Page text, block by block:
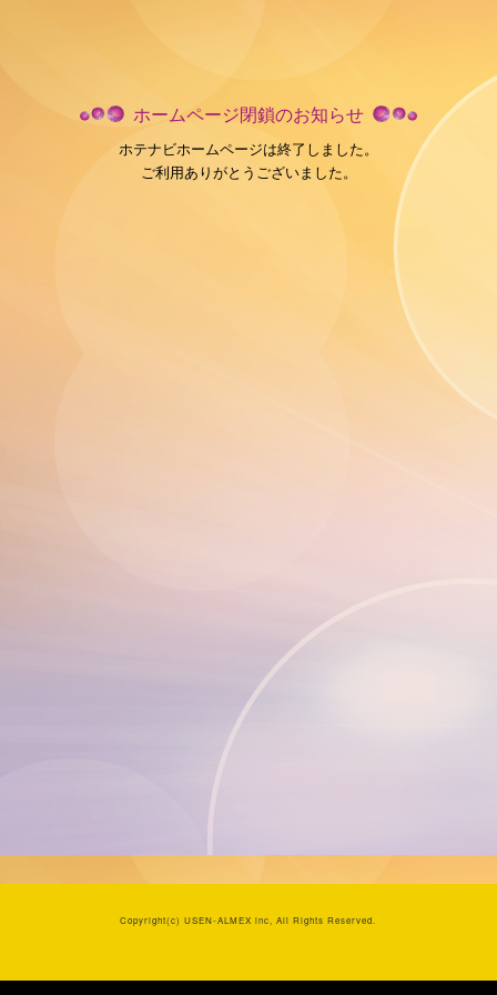
ホームページ閉鎖のお知らせ
ホテナビホームページは終了しました。
ご利用ありがとうございました。
Copyright(c)USEN-ALMEX inc, All Rights Reserved.